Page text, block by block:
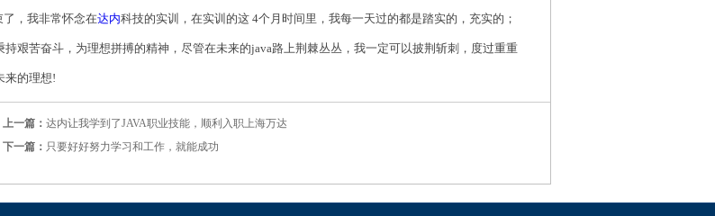
了，我非常怀念在达内科技的实训，在实训的这 4个月时间里，我每一天过的都是踏实的，充实的；
持艰苦奋斗，为理想拼搏的精神，尽管在未来的java路上荆棘丛丛，我一定可以披荆斩刺，度过重重
来的理想!
上一篇： 达内让我学到了JAVA职业技能，顺利入职上海万达
下一篇： 只要好好努力学习和工作，就能成功